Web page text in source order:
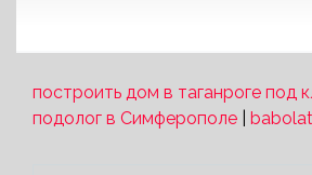
построить дом в таганроге под
подолог в Симферополе
babolat